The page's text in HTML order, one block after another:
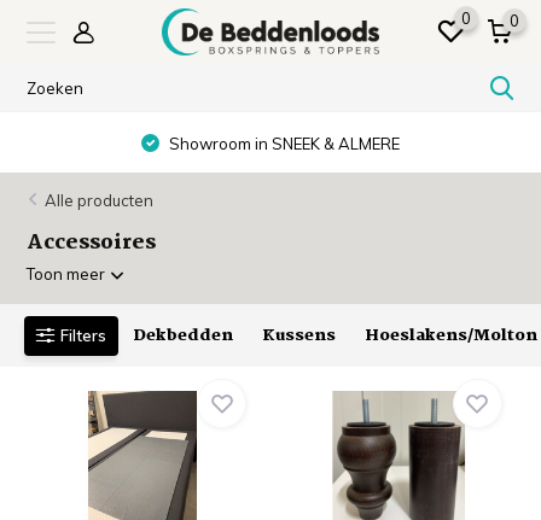
0 0
Showroom in SNEEK & ALMERE
Alle producten
Accessoires
Toon meer
Filters Dekbedden Kussens Hoeslakens/Molton